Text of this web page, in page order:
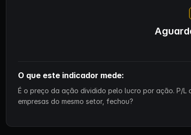
O que este indicador mede:
É o preço da ação dividido pelo lucro por ação. P/L
empresas do mesmo setor, fechou?